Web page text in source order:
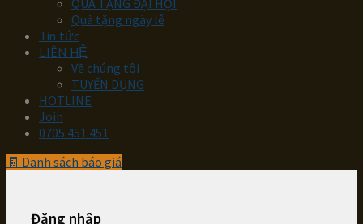
QUÀ TẶNG ĐẠI HỘI
Quà tặng ngày lễ
Tin tức
LIÊN HỆ
Về chúng tôi
TUYỂN DỤNG
HOTLINE
Join
0705.451.451
🧾 Danh sách báo giá
Đăng nhập